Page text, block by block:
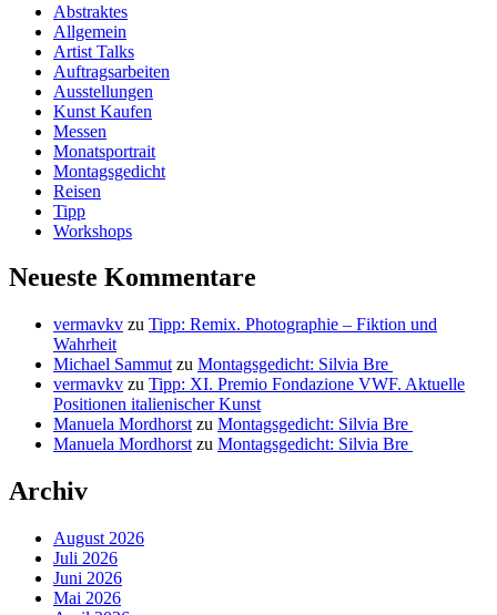
Abstraktes
Allgemein
Artist Talks
Auftragsarbeiten
Ausstellungen
Kunst Kaufen
Messen
Monatsportrait
Montagsgedicht
Reisen
Tipp
Workshops
Neueste Kommentare
vermavkv zu Tipp: Remix. Photographie – Fiktion und
Wahrheit
Michael Sammut zu Montagsgedicht: Silvia Bre
vermavkv zu Tipp: XI. Premio Fondazione VWF. Aktuelle
Positionen italienischer Kunst
Manuela Mordhorst zu Montagsgedicht: Silvia Bre
Manuela Mordhorst zu Montagsgedicht: Silvia Bre
Archiv
August 2026
Juli 2026
Juni 2026
Mai 2026